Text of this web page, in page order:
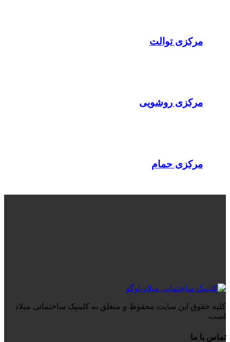
مرکزی توالت
مرکزی روشویی
مرکزی حمام
کلیه حقوق این سایت محفوظ و متعلق به کلینیک ساختمانی میلاد
است.
تماس با ما